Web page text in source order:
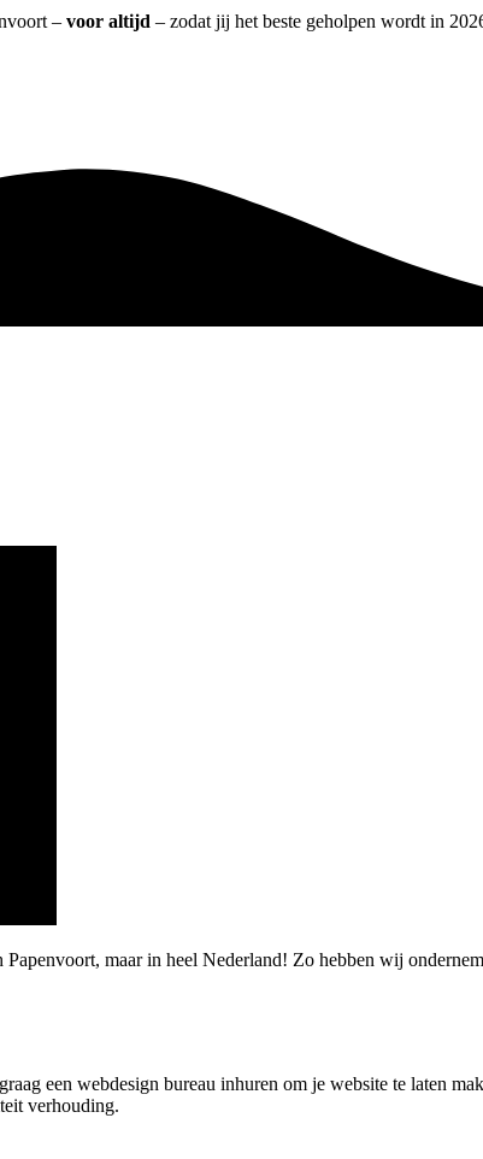
– voor altijd – zodat jij het beste geholpen wordt in
maar in heel Nederland! Zo hebben wij
een webdesign bureau inhuren om je website te laten
verhouding.